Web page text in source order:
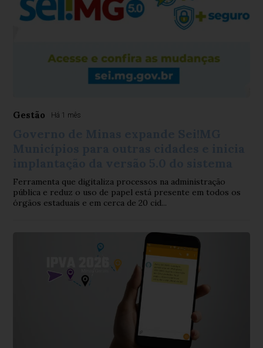
Gestão Há 1 mês
Ferramenta que digitaliza processos na administração
pública e reduz o uso de papel está presente em todos os
órgãos estaduais e em cerca de 20 cid...